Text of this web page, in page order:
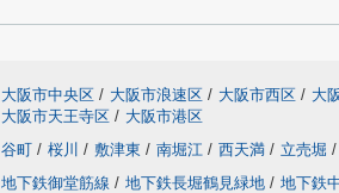
大阪市中央区 / 大阪市浪速区 / 大阪市西区 / 大
大阪市天王寺区 / 大阪市港区
谷町 / 桜川 / 敷津東 / 南堀江 / 西天満 / 立売堀 /
地下鉄御堂筋線 / 地下鉄長堀鶴見緑地 / 地下鉄